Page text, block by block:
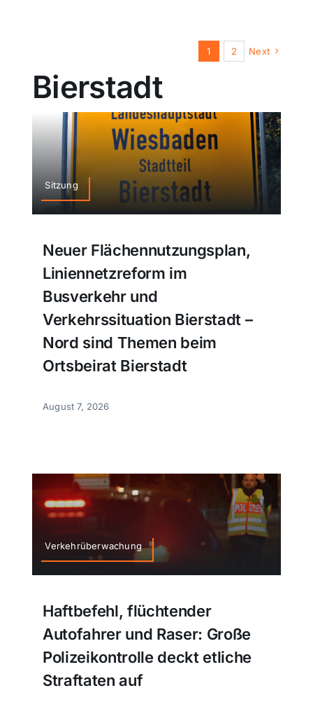
1 2 Next
Bierstadt
Sitzung
Neuer Flächennutzungsplan,
Liniennetzreform im
Busverkehr und
Verkehrssituation Bierstadt –
Nord sind Themen beim
Ortsbeirat Bierstadt
August 7, 2026
Verkehrüberwachung
Haftbefehl, flüchtender
Autofahrer und Raser: Große
Polizeikontrolle deckt etliche
Straftaten auf